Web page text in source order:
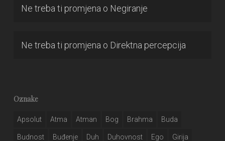
Ne treba ti promjena o Negiranje
Ne treba ti promjena o Direktna percepcija
Oznake
Apsolut Atma Atman Bog Brahma Buda
Budnost Buđenje Duh Duhovnost Ego Girija